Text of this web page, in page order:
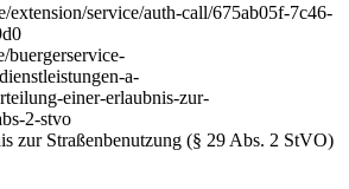
extension/service/auth-call/675ab05f-7c46-
buergerservice-
a-
einer-erlaubnis-zur-
2-stvo
zur Straßenbenutzung (§ 29 Abs. 2 StVO)